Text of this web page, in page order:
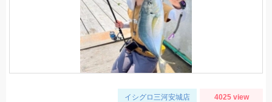
イシグロ三河安城店 4025 view